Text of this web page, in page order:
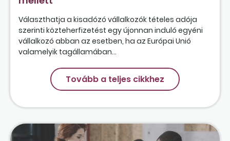
Választhatja a kisadózó vállalkozók tételes adója
szerinti közteherfizetést egy újonnan induló egyéni
vállalkozó abban az esetben, ha az Európai Unió
valamelyik tagállamában...
Tovább a teljes cikkhez